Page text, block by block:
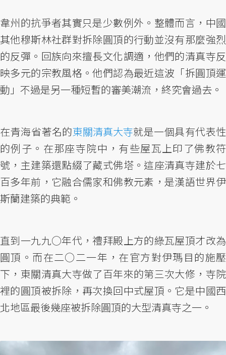
韋州的抗爭者其實只是少數例外。整體而言，中國
其他穆斯林社群對拆除圓頂的行動並沒有那麼強烈
的反彈。回族向來擅長文化調適，他們的清真寺反
映多元的宗教風格。他們認為最近這波「拆圓頂運
動」不過是另一種短暫的審美潮流，終究會過去。
在青海省著名的東關清真大寺就是一個具有代表性
的例子。在那座寺院中，有些屋瓦上印了佛教符
號，主建築還點綴了藏式佛塔。這座清真寺建於七
百多年前，它融合儒家和佛教元素，是漢語世界伊
斯蘭建築的典範。
直到一九九○年代，禮拜殿上方的綠瓦屋頂才改為
圓頂。而在二○二一年，在官方對伊瑪目的施壓
下，東關清真大寺做了百年來的第三次大修，寺院
裡的圓頂被拆除，再次換回中式屋頂。它是中國西
北地區最後幾座被拆除圓頂的大型清真寺之一。